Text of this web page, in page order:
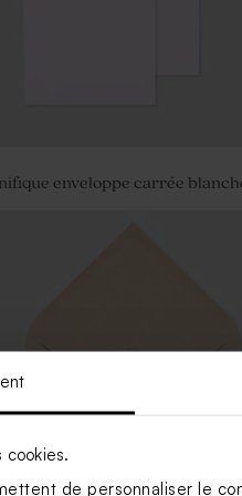
cookies.
de personnaliser le
enveloppe carrée